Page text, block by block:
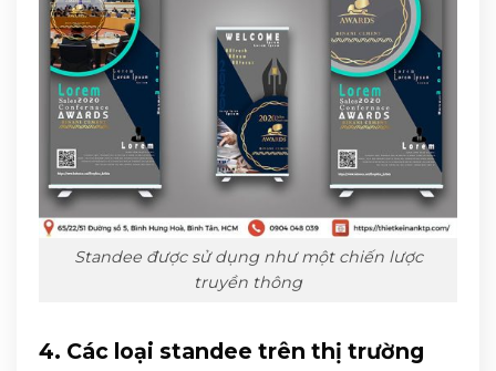
Standee được sử dụng như một chiến lược
truyền thông
4. Các loại standee trên thị trường